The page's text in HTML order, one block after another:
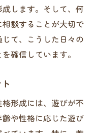
します。そして、何
談することが大切で
て、こうした日々の
確信しています。
形成には、遊びが不
や性格に応じた遊び